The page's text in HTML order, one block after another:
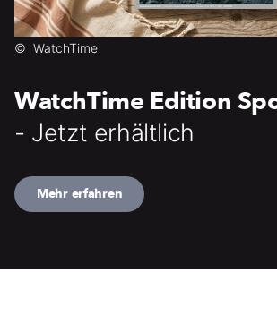
© WatchTime
WatchTime Edition
- Jetzt erhältlich
Mehr erfahren